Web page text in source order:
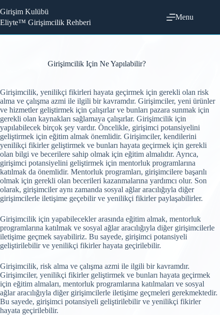
to
content
Girişim Kulübü
Eliyte™ Girişimcilik Rehberi
Menu
Girişimcilik Için Ne Yapılabilir?
Girişimcilik, yenilikçi fikirleri hayata geçirmek için gerekli olan risk
alma ve çalışma azmi ile ilgili bir kavramdır. Girişimciler, yeni ürünler
ve hizmetler geliştirmek için çalışırlar ve bunları pazara sunmak için
gerekli olan kaynakları sağlamaya çalışırlar. Girişimcilik için
yapılabilecek birçok şey vardır. Öncelikle, girişimci potansiyelini
geliştirmek için eğitim almak önemlidir. Girişimciler, kendilerini
yenilikçi fikirler geliştirmek ve bunları hayata geçirmek için gerekli
olan bilgi ve becerilere sahip olmak için eğitim almalıdır. Ayrıca,
girişimci potansiyelini geliştirmek için mentorluk programlarına
katılmak da önemlidir. Mentorluk programları, girişimcilere başarılı
olmak için gerekli olan becerileri kazanmalarına yardımcı olur. Son
olarak, girişimciler aynı zamanda sosyal ağlar aracılığıyla diğer
girişimcilerle iletişime geçebilir ve yenilikçi fikirler paylaşabilirler.
Girişimcilik için yapabilecekler arasında eğitim almak, mentorluk
programlarına katılmak ve sosyal ağlar aracılığıyla diğer girişimcilerle
iletişime geçmek sayabiliriz. Bu sayede, girişimci potansiyeli
geliştirilebilir ve yenilikçi fikirler hayata geçirilebilir.
Girişimcilik, risk alma ve çalışma azmi ile ilgili bir kavramdır.
Girişimciler, yenilikçi fikirler geliştirmek ve bunları hayata geçirmek
için eğitim almaları, mentorluk programlarına katılmaları ve sosyal
ağlar aracılığıyla diğer girişimcilerle iletişime geçmeleri gerekmektedir.
Bu sayede, girişimci potansiyeli geliştirilebilir ve yenilikçi fikirler
hayata geçirilebilir.